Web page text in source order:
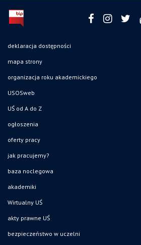
deklaracja dostępności
mapa strony
organizacja roku akademickiego
USOSweb
UŚ od A do Z
ogłoszenia
oferty pracy
jak pracujemy?
baza noclegowa
akademiki
Wirtualny UŚ
akty prawne UŚ
bezpieczeństwo w uczelni